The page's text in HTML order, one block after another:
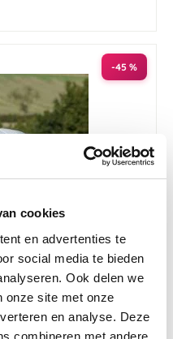
cookies
en advertenties te
social media te bieden
Ook delen we
onze site met onze
en analyse. Deze
combineren met andere
-45 %
Off X 125/165